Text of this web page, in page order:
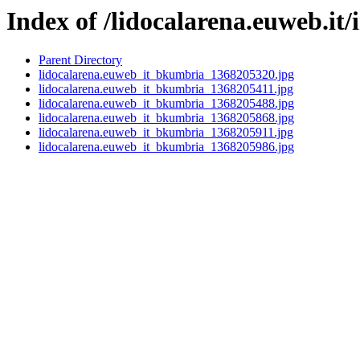
Index of /lidocalarena.euweb.it/
Parent Directory
lidocalarena.euweb_it_bkumbria_1368205320.jpg
lidocalarena.euweb_it_bkumbria_1368205411.jpg
lidocalarena.euweb_it_bkumbria_1368205488.jpg
lidocalarena.euweb_it_bkumbria_1368205868.jpg
lidocalarena.euweb_it_bkumbria_1368205911.jpg
lidocalarena.euweb_it_bkumbria_1368205986.jpg